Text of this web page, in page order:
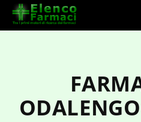
elencofarmaci.it